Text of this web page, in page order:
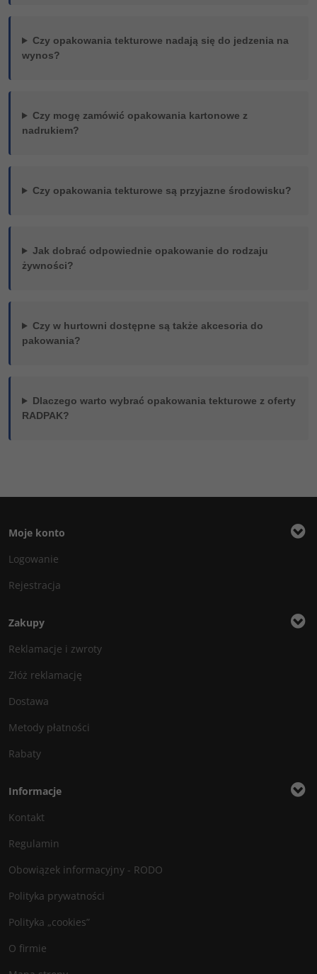
Czy opakowania tekturowe nadają się do jedzenia na
wynos?
Czy mogę zamówić opakowania kartonowe z
nadrukiem?
Czy opakowania tekturowe są przyjazne środowisku?
Jak dobrać odpowiednie opakowanie do rodzaju
żywności?
Czy w hurtowni dostępne są także akcesoria do
pakowania?
Dlaczego warto wybrać opakowania tekturowe z oferty
RADPAK?
Moje konto
Logowanie
Rejestracja
Zakupy
Reklamacje i zwroty
Złóż reklamację
Dostawa
Metody płatności
Rabaty
Informacje
Kontakt
Regulamin
Obowiązek informacyjny - RODO
Polityka prywatności
Polityka „cookies”
O firmie